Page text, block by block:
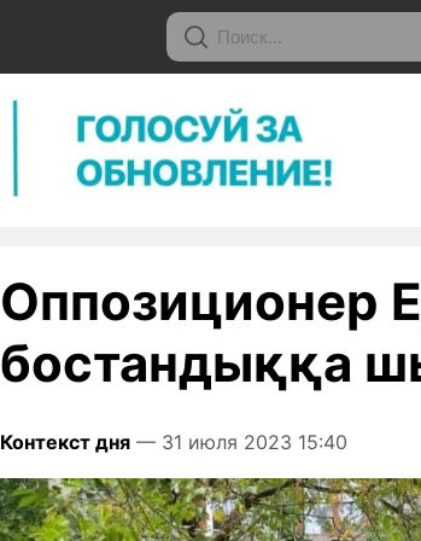
Оппозиционер
бостандыққа
Контекст дня — 31 июля 2023 15:40